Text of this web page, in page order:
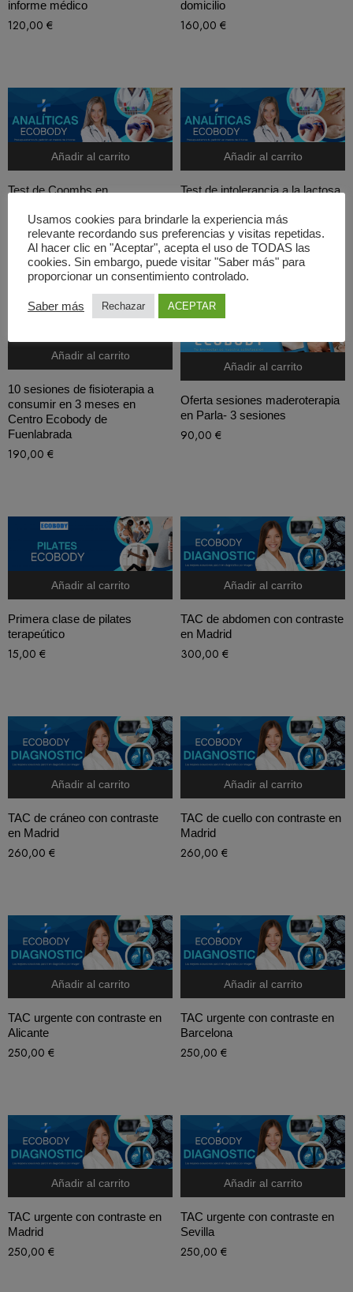
informe médico
120,00 €
domicilio
160,00 €
Añadir al carrito
Test de Coombs en
60,00€
Añadir al carrito
Test de intolerancia a la lactosa
265,00€
Añadir al carrito
10 sesiones de fisioterapia a
consumir en 3 meses en
Centro Ecobody de
Fuenlabrada
190,00 €
Añadir al carrito
Oferta sesiones maderoterapia
en Parla- 3 sesiones
90,00 €
Añadir al carrito
Primera clase de pilates
terapeútico
15,00 €
Añadir al carrito
TAC de abdomen con contraste
en Madrid
300,00 €
Añadir al carrito
TAC de cráneo con contraste
en Madrid
260,00 €
Añadir al carrito
TAC de cuello con contraste en
Madrid
260,00 €
Añadir al carrito
TAC urgente con contraste en
Alicante
250,00 €
Añadir al carrito
TAC urgente con contraste en
Barcelona
250,00 €
Añadir al carrito
TAC urgente con contraste en
Madrid
250,00 €
Añadir al carrito
TAC urgente con contraste en
Sevilla
250,00 €
Usamos cookies para brindarle la experiencia más
relevante recordando sus preferencias y visitas repetidas.
Al hacer clic en "Aceptar", acepta el uso de TODAS las
cookies. Sin embargo, puede visitar "Saber más" para
proporcionar un consentimiento controlado.
Saber más Rechazar ACEPTAR